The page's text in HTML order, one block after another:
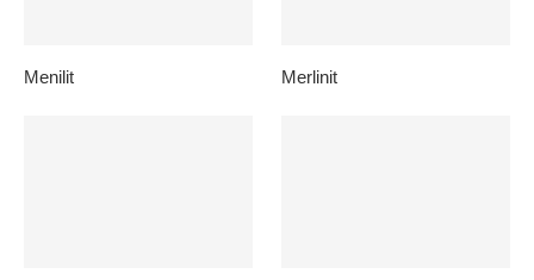
Menilit Merlinit